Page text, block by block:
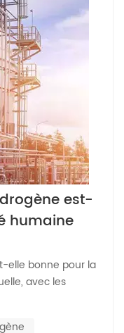
est-
humaine
elle bonne pour la
avec les
biologique de